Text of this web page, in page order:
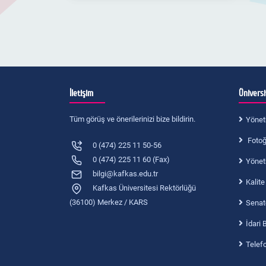
Kulüpler
Engelli Öğrenciler
Kanunlar
Yönergeler
Öğrenci Mezun Portalı
İletişim
Tüm görüş ve önerilerinizi bize bildirin.
0 (474) 225 11 50-56
0 (474) 225 11 60 (Fax)
bilgi@kafkas.edu.tr
Kafkas Üniversitesi Rektörlüğü
(36100) Merkez / KARS
İdari